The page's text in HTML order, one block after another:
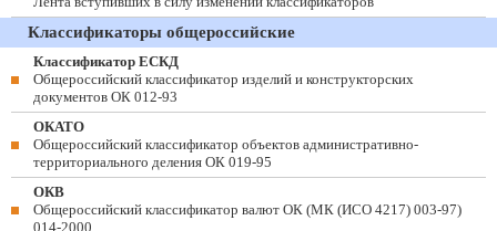
Классификаторы общероссийские
Классификатор ЕСКД
Общероссийский классификатор изделий и конструкторских
документов ОК 012-93
ОКАТО
Общероссийский классификатор объектов административно-
территориального деления ОК 019-95
ОКВ
Общероссийский классификатор валют ОК (МК (ИСО 4217) 003-97)
014-2000